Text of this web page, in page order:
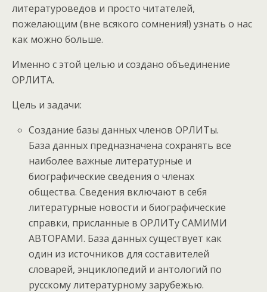
литературоведов и просто читателей,
пожелающим (вне всякого сомнения!) узнать о нас
как можно больше.
Именно с этой целью и создано объединение
ОРЛИТА.
Цель и задачи:
Создание базы данных членов ОРЛИТы.
База данных предназначена сохранять все
наиболее важные литературные и
биографические сведения о членах
общества. Сведения включают в себя
литературные новости и биографические
справки, присланные в ОРЛИТу САМИМИ
АВТОРАМИ. База данных существует как
один из источников для составителей
словарей, энциклопедий и антологий по
русскому литературному зарубежью.